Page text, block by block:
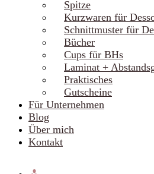
Spitze
Kurzwaren für
Schnittmuster für
Bücher
Cups für BHs
Laminat +
Praktisches
Gutscheine
Für Unternehmen
Blog
Über mich
Kontakt